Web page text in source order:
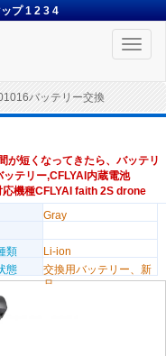
プ 1 2 3 4
Toggle
バッテリー交換
が短くなってきたら、バッテリ
テリー,CFLYAI内蔵電池
機種CFLYAI faith 2S drone
Gray
類
Li-ion
態
交換用バッテリー、新
品